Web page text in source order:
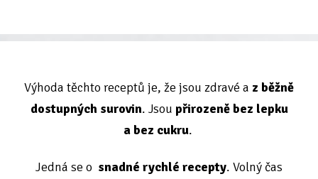
Výhoda těchto receptů je, že jsou zdravé a z běžně
dostupných surovin. Jsou přirozeně bez lepku
a bez cukru.
Jedná se o snadné rychlé recepty. Volný čas